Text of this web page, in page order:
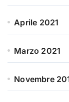
Aprile 2021
Marzo 2021
Novembre